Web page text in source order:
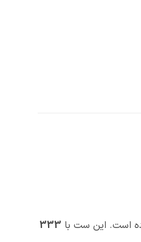
است. این ست با 333